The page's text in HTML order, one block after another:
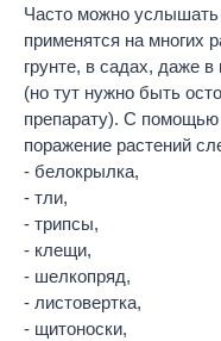
Часто можно
применятся на многих
грунте, в садах, даже
(но тут нужно быть
препарату). С помощью
поражение растений
- белокрылка,
- тли,
- трипсы,
- клещи,
- шелкопряд,
- листовертка,
- щитоноски,